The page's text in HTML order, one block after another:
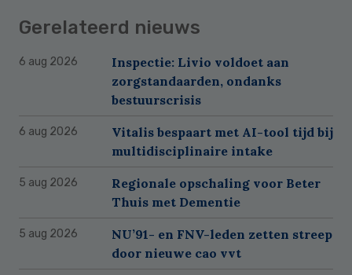
Gerelateerd nieuws
6 aug 2026
Inspectie: Livio voldoet aan
zorgstandaarden, ondanks
bestuurscrisis
6 aug 2026
Vitalis bespaart met AI-tool tijd bij
multidisciplinaire intake
5 aug 2026
Regionale opschaling voor Beter
Thuis met Dementie
5 aug 2026
NU’91- en FNV-leden zetten streep
door nieuwe cao vvt